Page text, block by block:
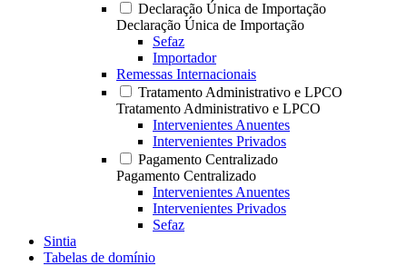
Declaração Única de Importação
Declaração Única de Importação
Sefaz
Importador
Remessas Internacionais
Tratamento Administrativo e LPCO
Tratamento Administrativo e LPCO
Intervenientes Anuentes
Intervenientes Privados
Pagamento Centralizado
Pagamento Centralizado
Intervenientes Anuentes
Intervenientes Privados
Sefaz
Sintia
Tabelas de domínio